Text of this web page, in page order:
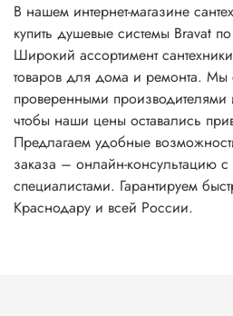
В нашем интернет-магазине
купить душевые системы Bravat
Широкий ассортимент
товаров для дома и ремонта. Мы
проверенными производителями
чтобы наши цены оставались
Предлагаем удобные
заказа – онлайн-консультацию
специалистами. Гарантируем
Краснодару и всей России.